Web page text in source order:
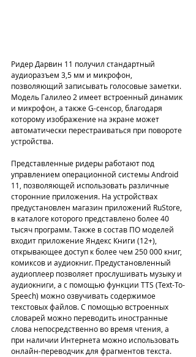
Ридер Дарвин 11 получил стандартный
аудиоразъем 3,5 мм и микрофон,
позволяющий записывать голосовые заметки.
Модель Галилео 2 имеет встроенный динамик
и микрофон, а также G-сенсор, благодаря
которому изображение на экране может
автоматически перестраиваться при повороте
устройства.
Представленные ридеры работают под
управлением операционной системы Android
11, позволяющей использовать различные
сторонние приложения. На устройствах
предустановлен магазин приложений RuStore,
в каталоге которого представлено более 40
тысяч программ. Также в состав ПО моделей
входит приложение Яндекс Книги (12+),
открывающее доступ к более чем 250 000 книг,
комиксов и аудиокниг. Предустановленный
аудиоплеер позволяет прослушивать музыку и
аудиокниги, а с помощью функции TTS (Text-To-
Speech) можно озвучивать содержимое
текстовых файлов. С помощью встроенных
словарей можно переводить иностранные
слова непосредственно во время чтения, а
при наличии Интернета можно использовать
онлайн-переводчик для фрагментов текста.